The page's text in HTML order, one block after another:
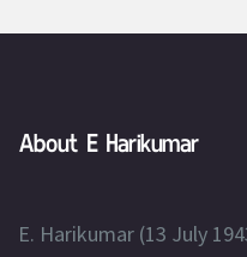
About E Harikumar
E. Harikumar (13 July